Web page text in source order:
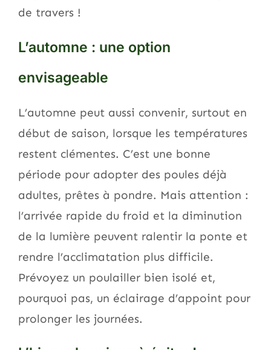
de travers !
L’automne : une option
envisageable
L’automne peut aussi convenir, surtout en
début de saison, lorsque les températures
restent clémentes. C’est une bonne
période pour adopter des poules déjà
adultes, prêtes à pondre. Mais attention :
l’arrivée rapide du froid et la diminution
de la lumière peuvent ralentir la ponte et
rendre l’acclimatation plus difficile.
Prévoyez un poulailler bien isolé et,
pourquoi pas, un éclairage d’appoint pour
prolonger les journées.